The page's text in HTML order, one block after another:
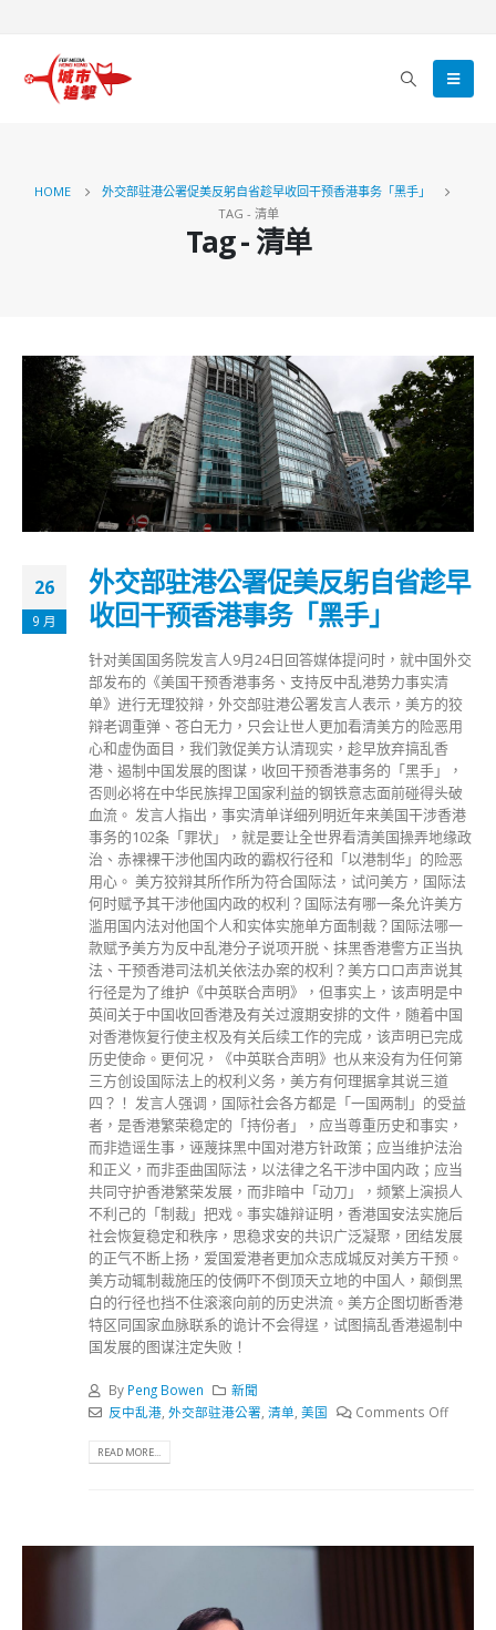
HOME
外交部驻港公署促美反躬自省趁早收回干预香港事务「黑手」
TAG - 清单
Tag - 清单
26
9 月
外交部驻港公署促美反躬自省趁早
收回干预香港事务「黑手」
针对美国国务院发言人9月24日回答媒体提问时，就中国外交
部发布的《美国干预香港事务、支持反中乱港势力事实清
单》进行无理狡辩，外交部驻港公署发言人表示，美方的狡
辩老调重弹、苍白无力，只会让世人更加看清美方的险恶用
心和虚伪面目，我们敦促美方认清现实，趁早放弃搞乱香
港、遏制中国发展的图谋，收回干预香港事务的「黑手」，
否则必将在中华民族捍卫国家利益的钢铁意志面前碰得头破
血流。 发言人指出，事实清单详细列明近年来美国干涉香港
事务的102条「罪状」，就是要让全世界看清美国操弄地缘政
治、赤裸裸干涉他国内政的霸权行径和「以港制华」的险恶
用心。 美方狡辩其所作所为符合国际法，试问美方，国际法
何时赋予其干涉他国内政的权利？国际法有哪一条允许美方
滥用国内法对他国个人和实体实施单方面制裁？国际法哪一
款赋予美方为反中乱港分子说项开脱、抹黑香港警方正当执
法、干预香港司法机关依法办案的权利？美方口口声声说其
行径是为了维护《中英联合声明》，但事实上，该声明是中
英间关于中国收回香港及有关过渡期安排的文件，随着中国
对香港恢复行使主权及有关后续工作的完成，该声明已完成
历史使命。更何况，《中英联合声明》也从来没有为任何第
三方创设国际法上的权利义务，美方有何理据拿其说三道
四？！ 发言人强调，国际社会各方都是「一国两制」的受益
者，是香港繁荣稳定的「持份者」，应当尊重历史和事实，
而非造谣生事，诬蔑抹黑中国对港方针政策；应当维护法治
和正义，而非歪曲国际法，以法律之名干涉中国内政；应当
共同守护香港繁荣发展，而非暗中「动刀」，频繁上演损人
不利己的「制裁」把戏。事实雄辩证明，香港国安法实施后
社会恢复稳定和秩序，思稳求安的共识广泛凝聚，团结发展
的正气不断上扬，爱国爱港者更加众志成城反对美方干预。
美方动辄制裁施压的伎俩吓不倒顶天立地的中国人，颠倒黑
白的行径也挡不住滚滚向前的历史洪流。美方企图切断香港
特区同国家血脉联系的诡计不会得逞，试图搞乱香港遏制中
国发展的图谋注定失败！
By Peng Bowen
新聞
反中乱港, 外交部驻港公署 清单 美国 Comments Off
READ MORE...